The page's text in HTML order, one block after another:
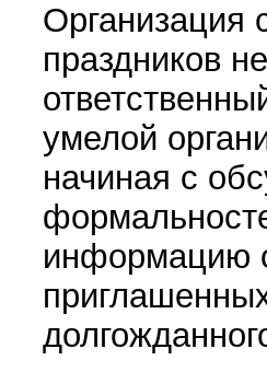
Организация
праздников
умелой
начиная с
информацию